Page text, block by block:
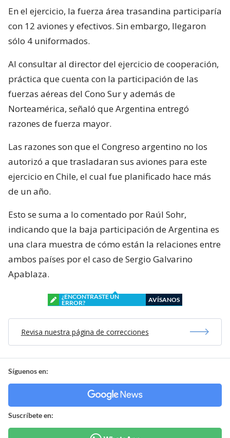
En el ejercicio, la fuerza área trasandina participaría
con 12 aviones y efectivos. Sin embargo, llegaron
sólo 4 uniformados.
Al consultar al director del ejercicio de cooperación,
práctica que cuenta con la participación de las
fuerzas aéreas del Cono Sur y además de
Norteamérica, señaló que Argentina entregó
razones de fuerza mayor.
Las razones son que el Congreso argentino no los
autorizó a que trasladaran sus aviones para este
ejercicio en Chile, el cual fue planificado hace más
de un año.
Esto se suma a lo comentado por Raúl Sohr,
indicando que la baja participación de Argentina es
una clara muestra de cómo están la relaciones entre
ambos países por el caso de Sergio Galvarino
Apablaza.
¿ENCONTRASTE UN
ERROR?
AVÍSANOS
Revisa nuestra página de correcciones
Síguenos en:
Suscríbete en: